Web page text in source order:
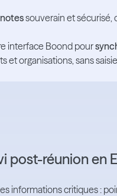
souverain et sécurisé,
interface Boond pour
et organisations, sans
post-réunion en
informations critiques :